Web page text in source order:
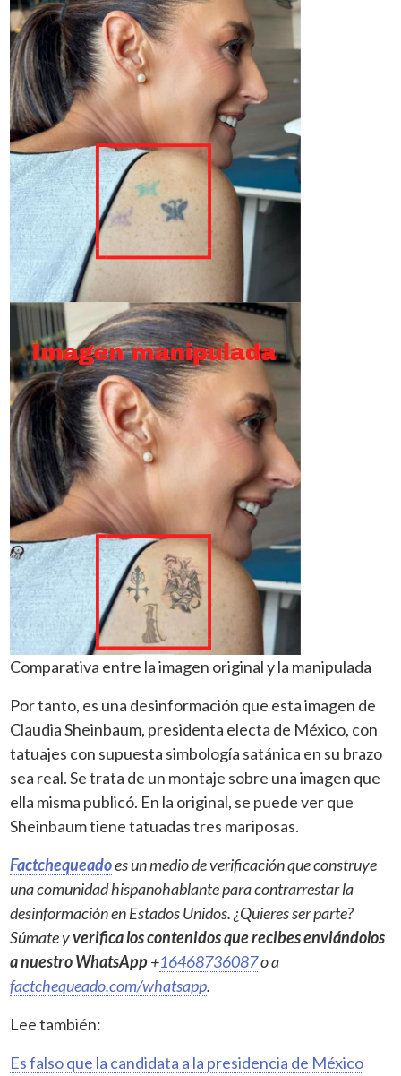
Comparativa entre la imagen original y la manipulada
Por tanto, es una desinformación que esta imagen de
Claudia Sheinbaum, presidenta electa de México, con
tatuajes con supuesta simbología satánica en su brazo
sea real. Se trata de un montaje sobre una imagen que
ella misma publicó. En la original, se puede ver que
Sheinbaum tiene tatuadas tres mariposas.
Factchequeadoes un medio de verificación que construye
una comunidad hispanohablante para contrarrestar la
desinformación en Estados Unidos. ¿Quieres ser parte?
Súmate yverifica los contenidos que recibes enviándolos
a nuestro WhatsApp+16468736087o a
factchequeado.com/whatsapp.
Lee también:
Es falso que la candidata a la presidencia de México